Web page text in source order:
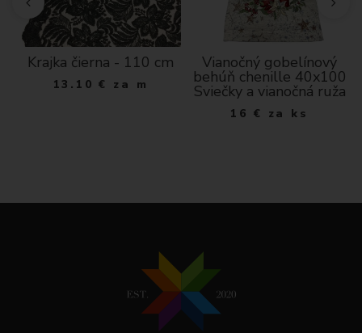
Krajka čierna - 110 cm
13.10 € za m
Vianočný gobelínový
behúň chenille 40x100
Sviečky a vianočná ruža
16 € za ks